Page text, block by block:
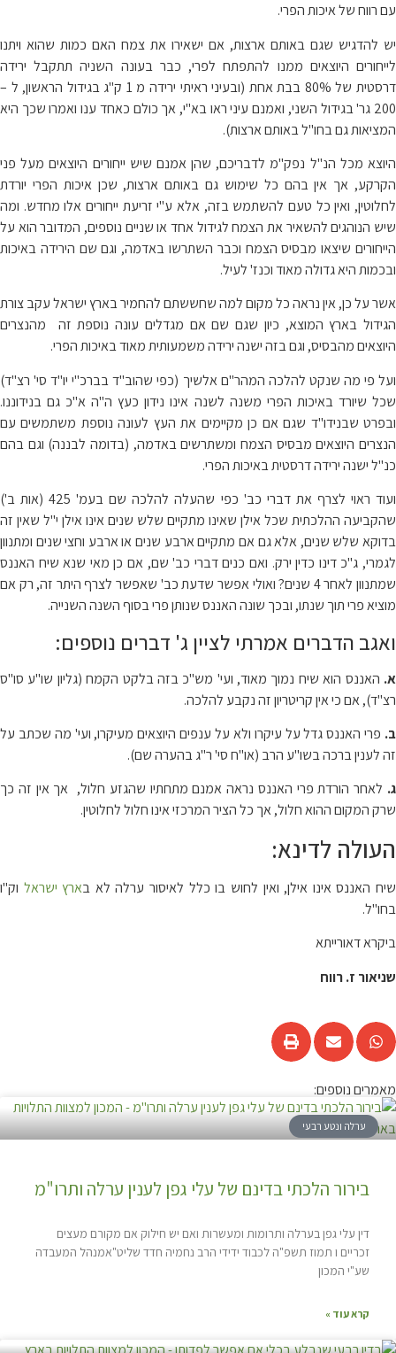
עם רווח של איכות הפרי.
יש להדגיש שגם באותם ארצות, אם ישאירו את צמח האם כמות שהוא ויתנו
לייחורים היוצאים ממנו להתפתח לפרי, כבר בעונה השניה תתקבל ירידה
דרסטית של 80% בבת אחת (ובעיני ראיתי ירידה מ 1 ק"ג בגידול הראשון, ל –
200 גר' בגידול השני, ואמנם עיני ראו בא"י, אך כולם כאחד ענו ואמרו שכך היא
המציאות גם בחו"ל באותם ארצות).
היוצא מכל הנ"ל נפק"מ לדבריכם, שהן אמנם שיש ייחורים היוצאים מעל פני
הקרקע, אך אין בהם כל שימוש גם באותם ארצות, שכן איכות הפרי יורדת
לחלוטין, ואין כל טעם להשתמש בזה, אלא ע"י זריעת ייחורים אלו מחדש. ומה
שיש הנוהגים להשאיר את הצמח לגידול אחד או שניים נוספים, המדובר הוא על
הייחורים שיצאו מבסיס הצמח וכבר השתרשו באדמה, וגם שם הירידה באיכות
ובכמות היא גדולה מאוד וכנז' לעיל.
אשר על כן, אין נראה כל מקום למה שחששתם להחמיר בארץ ישראל עקב צורת
הגידול בארץ המוצא, כיון שגם שם אם מגדלים עונה נוספת זה מהנצרים
היוצאים מהבסיס, וגם בזה ישנה ירידה משמעותית מאוד באיכות הפרי.
ועל פי מה שנקט להלכה המהר"ם אלשיך (כפי שהוב"ד בברכ"י יו"ד סי' רצ"ד)
שכל שיורד באיכות הפרי משנה לשנה אינו נידון כעץ ה"ה א"כ גם בנידוננו.
ובפרט שבנידו"ד שגם אם כן מקיימים את העץ לעונה נוספת משתמשים עם
הנצרים היוצאים מבסיס הצמח ומשתרשים באדמה, (בדומה לבננה) וגם בהם
כנ"ל ישנה ירידה דרסטית באיכות הפרי.
ועוד ראוי לצרף את דברי כב' כפי שהעלה להלכה שם בעמ' 425 (אות ב')
שהקביעה ההלכתית שכל אילן שאינו מתקיים שלש שנים אינו אילן י"ל שאין זה
בדוקא שלש שנים, אלא גם אם מתקיים ארבע שנים או ארבע וחצי שנים ומתנוון
לגמרי, ג"כ דינו כדין ירק. ואם כנים דברי כב' שם, אם כן מאי שנא שיח האננס
שמתנוון לאחר 4 שנים? ואולי אפשר שדעת כב' שאפשר לצרף היתר זה, רק אם
מוציא פרי תוך שנתו, ובכך שונה האננס שנותן פרי בסוף השנה השנייה.
ואגב הדברים אמרתי לציין ג' דברים נוספים:
א. האננס הוא שיח נמוך מאוד, ועי' מש"כ בזה בלקט הקמח (גליון שו"ע סו"ס
רצ"ד), אם כי אין קריטריון זה נקבע להלכה.
ב. פרי האננס גדל על עיקרו ולא על ענפים היוצאים מעיקרו, ועי' מה שכתב על
זה לענין ברכה בשו"ע הרב (או"ח סי' ר"ג בהערה שם).
ג. לאחר הורדת פרי האננס נראה אמנם מתחתיו שהגזע חלול, אך אין זה כך
שרק המקום ההוא חלול, אך כל הציר המרכזי אינו חלול לחלוטין.
העולה לדינא:
שיח האננס אינו אילן, ואין לחוש בו כלל לאיסור ערלה לא בארץ ישראל וק"ו
בחו"ל.
ביקרא דאורייתא
שניאור ז. רווח
מאמרים נוספים:
ערלה ונטע רבעי
בירור הלכתי בדינם של עלי גפן לענין ערלה ותרו"מ
דין עלי גפן בערלה ותרומות ומעשרות ואם יש חילוק אם מקורם מעצים
זכריים ו תמוז תשפ"ה לכבוד ידידי הרב נחמיה חדד שליט"אמנהל המעבדה
שע"י המכון
קרא עוד »